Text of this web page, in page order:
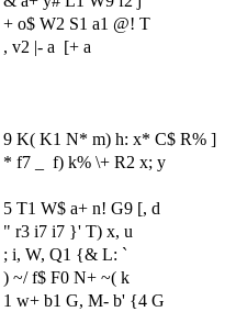
+ o$ W2 S1 a1 @! T
, v2 |- a [+ a
9 K( K1 N* m) h: x* C$ R% ]
* f7 _ f) k% \+ R2 x; y
5 T1 W$ a+ n! G9 [, d
" r3 i7 i7 }' T) x, u
; i, W, Q1 {& L: `
) ~/ f$ F0 N+ ~( k
1 w+ b1 G, M- b' {4 G